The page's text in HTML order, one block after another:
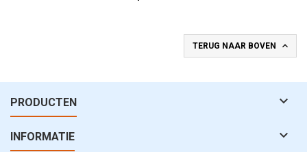
TERUG NAAR BOVEN 
PRODUCTEN 
INFORMATIE 